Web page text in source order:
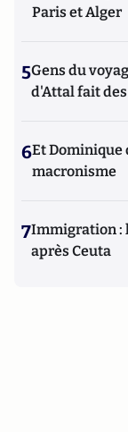
Paris et Alger
5Gens du
d'Attal fait
6Et Dominique
macronisme
7Immigration :
après Ceuta